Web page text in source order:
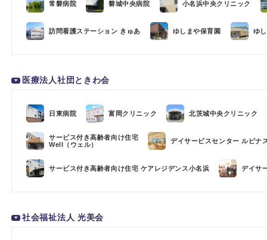
常磐病院 磐城中央病院 小名浜中央クリニック
訪問看護ステーション きゅあ ゆしまや保育園 ゆ
医療法人社団ときわ会
日東病院 富岡クリニック 北茨城中央クリニック
サービス付き高齢者向け住宅
Well（ウェル）
デイサービスセンター ルピナ
サービス付き高齢者向け住宅 ケアレジデンス小名浜 デイサ
社会福祉法人 光美会